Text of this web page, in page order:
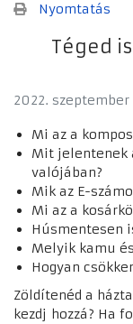
Nyomtatás
Téged
2022. szeptember
Zöldítenéd a
kezdj hozzá? Ha
Mi az a
Mit jelentenek
valójában?
Mik az E-
Mi az a
Húsmentesen
Melyik kamu
Hogyan